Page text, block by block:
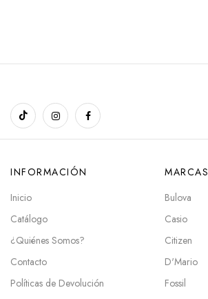
INFORMACIÓN
Inicio
Catálogo
¿Quiénes Somos?
Contacto
Políticas de Devolución
MARCAS
Bulova
Casio
Citizen
D'Mario
Fossil